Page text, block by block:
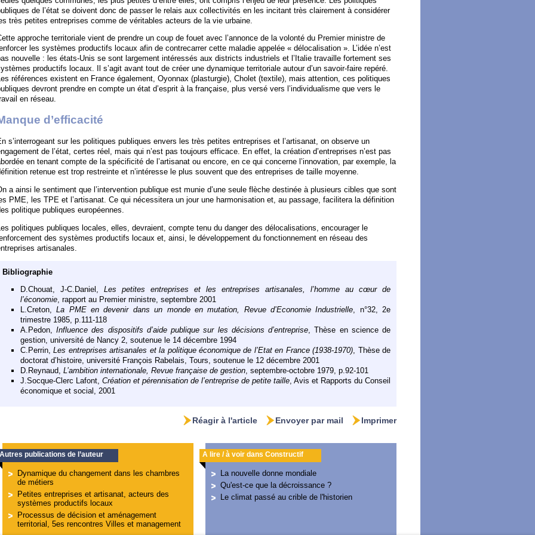
de l’état se doivent donc de passer le relais aux collectivités en les incitant très clairement à considérer
très petites entreprises comme de véritables acteurs de la vie urbaine.
approche territoriale vient de prendre un coup de fouet avec l’annonce de la volonté du Premier ministre de
les systèmes productifs locaux afin de contrecarrer cette maladie appelée « délocalisation ». L’idée n’est
nouvelle : les états-Unis se sont largement intéressés aux districts industriels et l’Italie travaille fortement ses
productifs locaux. Il s’agit avant tout de créer une dynamique territoriale autour d’un savoir-faire repéré.
références existent en France également, Oyonnax (plasturgie), Cholet (textile), mais attention, ces politiques
devront prendre en compte un état d’esprit à la française, plus versé vers l’individualisme que vers le
en réseau.
d’efficacité
s’interrogeant sur les politiques publiques envers les très petites entreprises et l’artisanat, on observe un
de l’état, certes réel, mais qui n’est pas toujours efficace. En effet, la création d’entreprises n’est pas
en tenant compte de la spécificité de l’artisanat ou encore, en ce qui concerne l’innovation, par exemple, la
retenue est trop restreinte et n’intéresse le plus souvent que des entreprises de taille moyenne.
a ainsi le sentiment que l’intervention publique est munie d’une seule flèche destinée à plusieurs cibles que sont
PME, les TPE et l’artisanat. Ce qui nécessitera un jour une harmonisation et, au passage, facilitera la définition
politique publiques européennes.
Les politiques publiques locales, elles, devraient, compte tenu du danger des délocalisations, encourager le
des systèmes productifs locaux et, ainsi, le développement du fonctionnement en réseau des
artisanales.
Bibliographie
D.Chouat, J-C.Daniel, Les petites entreprises et les entreprises artisanales, l’homme au cœur de
l’économie, rapport au Premier ministre, septembre 2001
L.Creton,La PME en devenir dans un monde en mutation, Revue d’Economie Industrielle, n°32, 2e
trimestre 1985, p.111-118
A.Pedon,Influence des dispositifs d’aide publique sur les décisions d’entreprise, Thèse en science de
gestion, université de Nancy 2, soutenue le 14 décembre 1994
C.Perrin,Les entreprises artisanales et la politique économique de l’Etat en France (1938-1970), Thèse de
doctorat d’histoire, université François Rabelais, Tours, soutenue le 12 décembre 2001
D.Reynaud, L’ambition internationale, Revue française de gestion, septembre-octobre 1979, p.92-101
J.Socque-Clerc Lafont, Création et pérennisation de l’entreprise de petite taille, Avis et Rapports du Conseil
économique et social, 2001
Imprimer
Envoyer par mail
Réagir à l'article
Autres publications de l’auteur
Dynamique du changement dans les chambres
de métiers
Petites entreprises et artisanat, acteurs des
systèmes productifs locaux
Processus de décision et aménagement
territorial, 5es rencontres Villes et management
A lire / à voir dans Constructif
La nouvelle donne mondiale
Qu'est-ce que la décroissance ?
Le climat passé au crible de l'historien